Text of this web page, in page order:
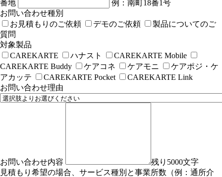
番地
例：南町18番1号
お問い合わせ種別
お見積もりのご依頼
デモのご依頼
製品についてのご
質問
対象製品
CAREKARTE
ハナスト
CAREKARTE Mobile
CAREKARTE Buddy
ケアコネ ケアモニ
ケアポジ・ケ
アカッテ
CAREKARTE Pocket
CAREKARTE Link
お問い合わせ理由
お問い合わせ内容
残り5000文字
見積もり希望の場合、サービス種別と事業所数（例：通所介